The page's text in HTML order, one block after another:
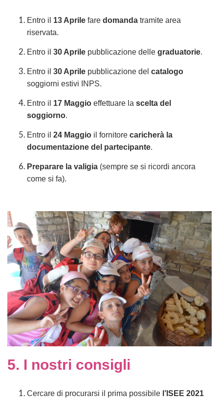
Entro il 13 Aprile fare domanda tramite area
riservata.
Entro il 30 Aprile pubblicazione delle graduatorie.
Entro il 30 Aprile pubblicazione del catalogo
soggiorni estivi INPS.
Entro il 17 Maggio effettuare la scelta del
soggiorno.
Entro il 24 Maggio il fornitore caricherà la
documentazione del partecipante.
Preparare la valigia (sempre se si ricordi ancora
come si fa).
5. I nostri consigli
Cercare di procurarsi il prima possibile l’ISEE 2021